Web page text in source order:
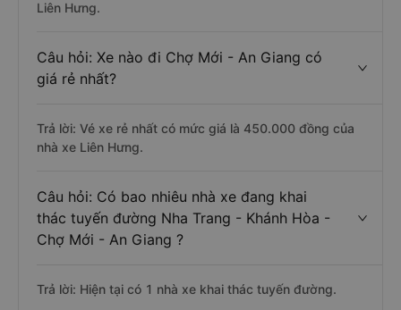
Liên Hưng.
Câu hỏi: Xe nào đi Chợ Mới - An Giang có
giá rẻ nhất?
Trả lời: Vé xe rẻ nhất có mức giá là 450.000 đồng của
nhà xe Liên Hưng.
Câu hỏi: Có bao nhiêu nhà xe đang khai
thác tuyến đường Nha Trang - Khánh Hòa -
Chợ Mới - An Giang ?
Trả lời: Hiện tại có 1 nhà xe khai thác tuyến đường.